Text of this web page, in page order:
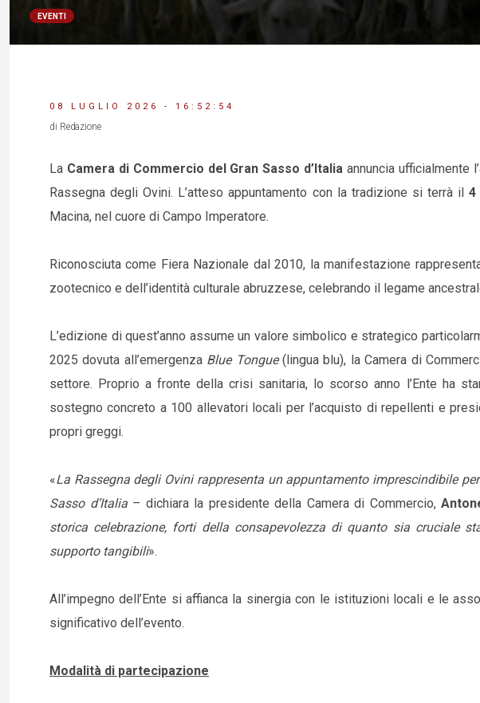
EVENTI
08 LUGLIO 2026 - 16:52:54
di Redazione
La Camera di Commercio del Gran Sasso d’Italia annuncia ufficialmente
Rassegna degli Ovini. L’atteso appuntamento con la tradizione si terrà il4
Macina, nel cuore di Campo Imperatore.
Riconosciuta come Fiera Nazionale dal 2010, la manifestazione
zootecnico e dell’identità culturale abruzzese, celebrando il legame
L’edizione di quest’anno assume un valore simbolico e strategico
2025 dovuta all’emergenza Blue Tongue(lingua blu), la Camera di
settore. Proprio a fronte della crisi sanitaria, lo scorso anno l’Ente ha
sostegno concreto a 100 allevatori locali per l’acquisto di repellenti e
propri greggi.
«La Rassegna degli Ovini rappresenta un appuntamento imprescindibile
Sasso d’Italia– dichiara la presidente della Camera di Commercio,
storica celebrazione, forti della consapevolezza di quanto sia cruciale
supporto tangibili».
All’impegno dell’Ente si affianca la sinergia con le istituzioni locali e le
significativo dell’evento.
Modalità di partecipazione